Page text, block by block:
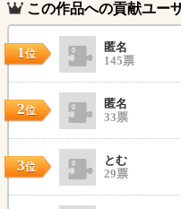
この作品への貢献ユー
1位
匿名
145票
2位
匿名
33票
3位
とむ
29票